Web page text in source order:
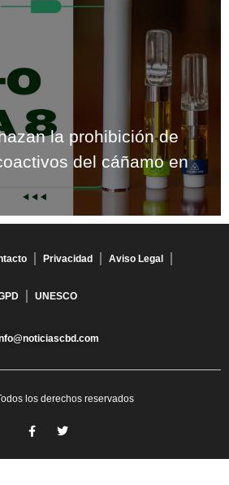
la prohibición de
del cáñamo en
Privacidad Aviso Legal
UNESCO
los derechos reservados